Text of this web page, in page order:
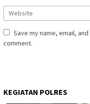
Save my name, email,
comment.
KEGIATAN POLRES